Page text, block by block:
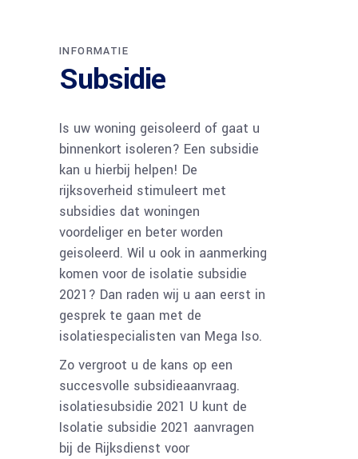
INFORMATIE
Subsidie
Is uw woning geisoleerd of gaat u
binnenkort isoleren? Een subsidie
kan u hierbij helpen! De
rijksoverheid stimuleert met
subsidies dat woningen
voordeliger en beter worden
geisoleerd. Wil u ook in aanmerking
komen voor de isolatie subsidie
2021? Dan raden wij u aan eerst in
gesprek te gaan met de
isolatiespecialisten van Mega Iso.
Zo vergroot u de kans op een
succesvolle subsidieaanvraag.
isolatiesubsidie 2021 U kunt de
Isolatie subsidie 2021 aanvragen
bij de Rijksdienst voor